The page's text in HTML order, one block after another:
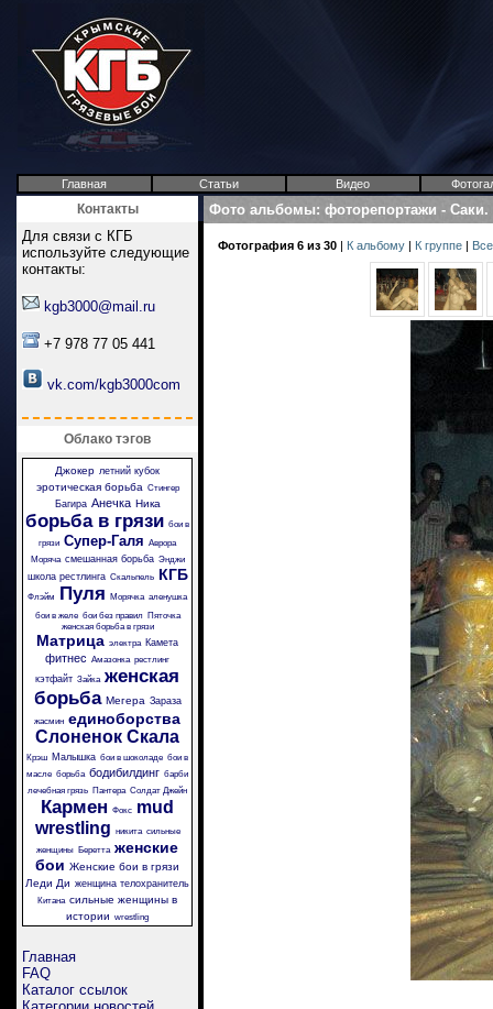
Главная Статьи Видео
Контакты
Для связи с КГБ
используйте следующие
контакты:
kgb3000@mail.ru
+7 978 77 05 441
vk.com/kgb3000com
Облако тэгов
Джокер летний кубок
эротическая борьба Стингер
Багира Анечка Ника
борьба в грязи бои в
грязи Супер-Галя Аврора
Моряча смешанная борьба Энджи
школа рестлинга Скальпель КГБ
Флэйм Пуля Морячка аленушка
бои в желе бои без правил
Пяточка
женская борьба в грязи
Матрица электра Камета
фитнес Амазонка рестлинг
кэтфайт Зайка женская
борьба Мегера Зараза
жасмин единоборства
Слоненок Скала
Крэш Малышка бои в шоколаде бои в
масле борьба бодибилдинг барби
лечебная грязь Пантера Солдат Джейн
Кармен Фокс mud
wrestling никита сильные
женщины Беретта женские
бои Женские бои в грязи
Леди Ди женщина телохранитель
Китана сильные женщины в
истории wrestling
Главная
FAQ
Каталог ссылок
Фото альбомы: фоторепортажи - Саки.
Фотография 6 из 30 | К альбому | К группе |